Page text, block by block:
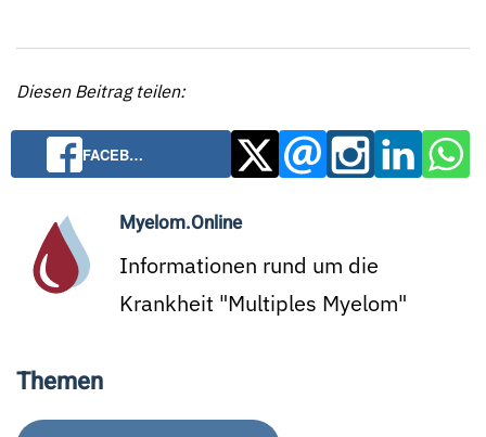
Diesen Beitrag teilen:
FACEB…
Myelom.Online
Informationen rund um die
Krankheit "Multiples Myelom"
Themen